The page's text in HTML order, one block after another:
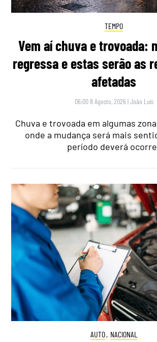
TEMPO
Vem aí chuva e trovoada:
regressa e estas serão as
afetadas
06:00 8 Agosto, 2026 |João Luís
Chuva e trovoada em algumas
onde a mudança será mais
período deverá
AUTO, NACIONAL